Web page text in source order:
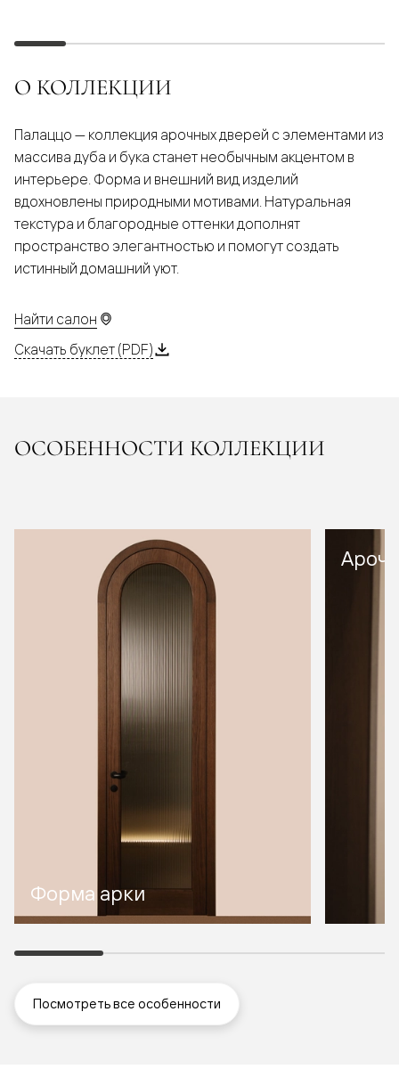
О КОЛЛЕКЦИИ
Палаццо — коллекция арочных дверей с элементами из
массива дуба и бука станет необычным акцентом в
интерьере. Форма и внешний вид изделий
вдохновлены природными мотивами. Натуральная
текстура и благородные оттенки дополнят
пространство элегантностью и помогут создать
истинный домашний уют.
Найти салон
Скачать буклет (PDF)
ОСОБЕННОСТИ КОЛЛЕКЦИИ
Форма арки
Посмотреть все особенности